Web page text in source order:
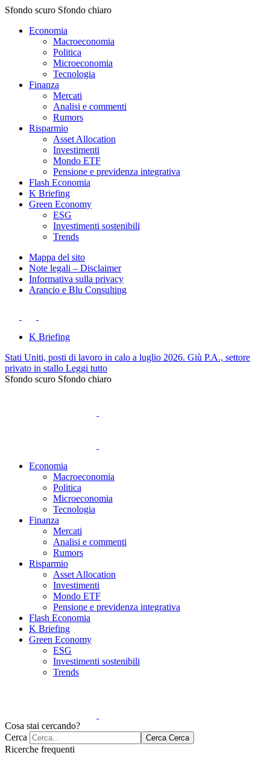
Sfondo scuro Sfondo chiaro
Economia
Macroeconomia
Politica
Microeconomia
Tecnologia
Finanza
Mercati
Analisi e commenti
Rumors
Risparmio
Asset Allocation
Investimenti
Mondo ETF
Pensione e previdenza integrativa
Flash Economia
K Briefing
Green Economy
ESG
Investimenti sostenibili
Trends
Mappa del sito
Note legali – Disclaimer
Informativa sulla privacy
Arancio e Blu Consulting
K Briefing
Stati Uniti, posti di lavoro in calo a luglio 2026. Giù P.A., settore
privato in stallo Leggi tutto
Sfondo scuro Sfondo chiaro
Economia
Macroeconomia
Politica
Microeconomia
Tecnologia
Finanza
Mercati
Analisi e commenti
Rumors
Risparmio
Asset Allocation
Investimenti
Mondo ETF
Pensione e previdenza integrativa
Flash Economia
K Briefing
Green Economy
ESG
Investimenti sostenibili
Trends
Cosa stai cercando?
Cerca
Cerca Cerca
Ricerche frequenti